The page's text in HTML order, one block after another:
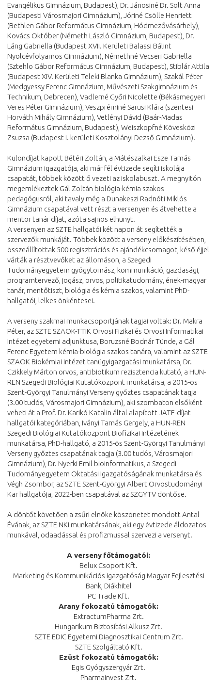
Evangélikus Gimnázium, Budapest), Dr. Jánosiné Dr. Solt Anna
(Budapesti Városmajori Gimnázium), Jóriné Csölle Henriett
(Bethlen Gábor Református Gimnázium, Hódmezővásárhely),
Kovács Október (Németh László Gimnázium, Budapest), Dr.
Láng Gabriella (Budapest XVII. Kerületi Balassi Bálint
Nyolcévfolyamos Gimnázium), Némethné Vecseri Gabriella
(Sztehlo Gábor Református Gimnázium, Budapest), Stiblár Attila
(Budapest XIV. Kerületi Teleki Blanka Gimnázium), Szakál Péter
(Medgyessy Ferenc Gimnázium, Művészeti Szakgimnázium és
Technikum, Debrecen), Vadlerné Győri Nicolette (Békásmegyeri
Veres Péter Gimnázium), Veszpréminé Sarusi Klára (szentesi
Horváth Mihály Gimnázium), Vetlényi Dávid (Baár-Madas
Református Gimnázium, Budapest), Weiszkopfné Kövesközi
Zsuzsa (Budapest I. kerületi Kosztolányi Dezső Gimnázium).
Különdíjat kapott Bétéri Zoltán, a Mátészalkai Esze Tamás
Gimnázium igazgatója, aki már fél évtizede segíti iskolája
csapatát, többek között ő vezeti az iskolabuszt. A megnyitón
megemlékeztek Gál Zoltán biológia-kémia szakos
pedagógusról, aki tavaly még a Dunakeszi Radnóti Miklós
Gimnázium csapatával vett részt a versenyen és átvehette a
mentor tanár díjat, azóta sajnos elhunyt.
A versenyen az SZTE hallgatói két napon át segítették a
szervezők munkáját. Többek között a verseny előkészítésében,
összeállítottak 500 regisztrációs és ajándékcsomagot, késő éjjel
várták a résztvevőket az állomáson, a Szegedi
Tudományegyetem gyógytornász, kommunikáció, gazdasági,
programtervező, jogász, orvos, politikatudomány, ének-magyar
tanár, mentőtiszt, biológia és kémia szakos, valamint PhD-
hallgatói, lelkes önkéntesei.
A verseny szakmai munkacsoportjának tagjai voltak: Dr. Makra
Péter, az SZTE SZAOK-TTIK Orvosi Fizikai és Orvosi Informatikai
Intézet egyetemi adjunktusa, Boruzsné Bodnár Tünde, a Gál
Ferenc Egyetem kémia-biológia szakos tanára, valamint az SZTE
SZAOK Biokémiai Intézet tanügyigazgatási munkatársa, Dr.
Czikkely Márton orvos, antibiotikum rezisztencia kutató, a HUN-
REN Szegedi Biológiai Kutatóközpont munkatársa, a 2015-ös
Szent-Györgyi Tanulmányi Verseny győztes csapatának tagja
(3.00 tudós, Városmajori Gimnázium), aki szombaton elsőként
veheti át a Prof. Dr. Karikó Katalin által alapított JATE-díjat
hallgatói kategóriában, Iványi Tamás Gergely, a HUN-REN
Szegedi Biológiai Kutatóközpont Biofizikai Intézetének
munkatársa, PhD-hallgató, a 2015-ös Szent-Györgyi Tanulmányi
Verseny győztes csapatának tagja (3.00 tudós, Városmajori
Gimnázium), Dr. Nyerki Emil bioinformatikus, a Szegedi
Tudományegyetem Oktatási Igazgatóságának munkatársa és
Végh Zsombor, az SZTE Szent-Györgyi Albert Orvostudományi
Kar hallgatója, 2022-ben csapatával az SZGYTV döntőse.
A döntőt követően a zsűri elnöke köszönetet mondott Antal
Évának, az SZTE NKI munkatársának, aki egy évtizede áldozatos
munkával, odaadással és profizmussal szervezi a versenyt.
A verseny főtámogatói:
Belux Csoport Kft.
Marketing és Kommunikációs Igazgatóság Magyar Fejlesztési
Bank, Diákhitel
PC Trade Kft.
Arany fokozatú támogatók:
ExtractumPharma Zrt.
Hungarikum Biztosítási Alkusz Zrt.
SZTE EDIC Egyetemi Diagnosztikai Centrum Zrt.
SZTE Szolgáltató Kft.
Ezüst fokozatú támogatók:
Egis Gyógyszergyár Zrt.
Pharmainvest Zrt.